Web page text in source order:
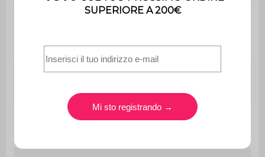
schienale
Altezza della
Profondità del